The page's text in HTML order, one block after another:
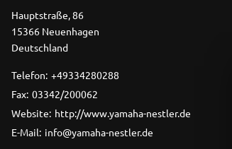
Hauptstraße, 86
15366 Neuenhagen
Deutschland
Telefon: +49334280288
Fax: 03342/200062
Website: http://www.yamaha-nestler.de
E-Mail: info@yamaha-nestler.de